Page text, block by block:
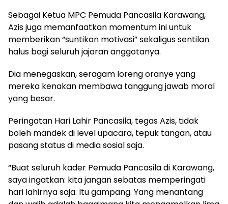
Sebagai Ketua MPC Pemuda Pancasila Karawang,
Azis juga memanfaatkan momentum ini untuk
memberikan “suntikan motivasi” sekaligus sentilan
halus bagi seluruh jajaran anggotanya.
Dia menegaskan, seragam loreng oranye yang
mereka kenakan membawa tanggung jawab moral
yang besar.
Peringatan Hari Lahir Pancasila, tegas Azis, tidak
boleh mandek di level upacara, tepuk tangan, atau
pasang status di media sosial saja.
“Buat seluruh kader Pemuda Pancasila di Karawang,
saya ingatkan: kita jangan sebatas memperingati
hari lahirnya saja. Itu gampang. Yang menantang